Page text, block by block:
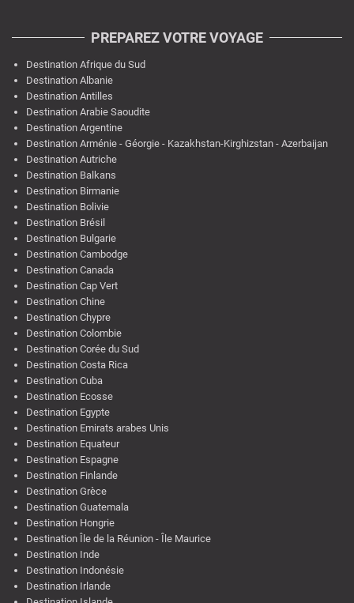
PREPAREZ VOTRE VOYAGE
Destination Afrique du Sud
Destination Albanie
Destination Antilles
Destination Arabie Saoudite
Destination Argentine
Destination Arménie - Géorgie - Kazakhstan-Kirghizstan - Azerbaijan
Destination Autriche
Destination Balkans
Destination Birmanie
Destination Bolivie
Destination Brésil
Destination Bulgarie
Destination Cambodge
Destination Canada
Destination Cap Vert
Destination Chine
Destination Chypre
Destination Colombie
Destination Corée du Sud
Destination Costa Rica
Destination Cuba
Destination Ecosse
Destination Egypte
Destination Emirats arabes Unis
Destination Equateur
Destination Espagne
Destination Finlande
Destination Grèce
Destination Guatemala
Destination Hongrie
Destination Île de la Réunion - Île Maurice
Destination Inde
Destination Indonésie
Destination Irlande